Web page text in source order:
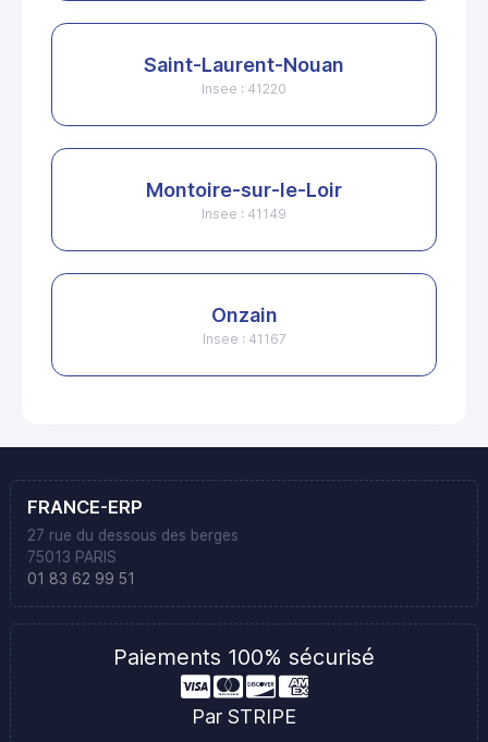
Saint-Laurent-Nouan
Insee : 41220
Montoire-sur-le-Loir
Insee : 41149
Onzain
Insee : 41167
FRANCE-ERP
27 rue du dessous des berges
75013 PARIS
01 83 62 99 51
Paiements 100% sécurisé
Par STRIPE